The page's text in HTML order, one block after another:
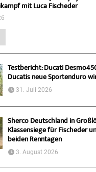
mit Luca Fischeder
Testbericht: Ducati
Ducatis neue Sportenduro
31. Juli 2026
Sherco Deutschland in
Klassensiege für Fischeder
beiden Renntagen
3. August 2026